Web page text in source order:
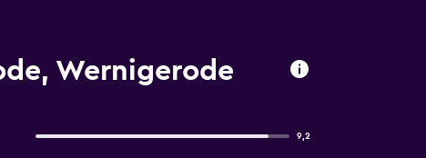
Wernigerode
9,2